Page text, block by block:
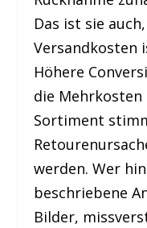
Das ist sie
Versandkosten
Höhere
die Mehrkosten
Sortiment
werden. Wer
beschriebene
Bilder,